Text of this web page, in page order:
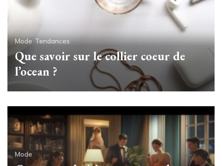
Mode Tendances
Que savoir sur le collier coeur de
l’ocean ?
Mode